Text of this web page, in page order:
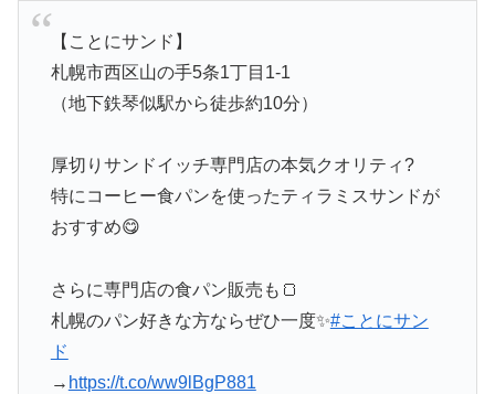
【ことにサンド】
札幌市西区山の手5条1丁目1-1
（地下鉄琴似駅から徒歩約10分）
厚切りサンドイッチ専門店の本気クオリティ?
特にコーヒー食パンを使ったティラミスサンドが
おすすめ😋
さらに専門店の食パン販売も🍞
札幌のパン好きな方ならぜひ一度✨#ことにサン
ド
→ https://t.co/ww9lBgP881